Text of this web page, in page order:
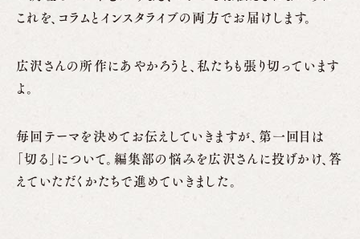
これを、コラムとインスタライブの両方でお届けします。
広沢さんの所作にあやかろうと、私たちも張り切っています
よ。
毎回テーマを決めてお伝えしていきますが、第一回目は
「切る」について。編集部の悩みを広沢さんに投げかけ、答
えていただくかたちで進めていきました。